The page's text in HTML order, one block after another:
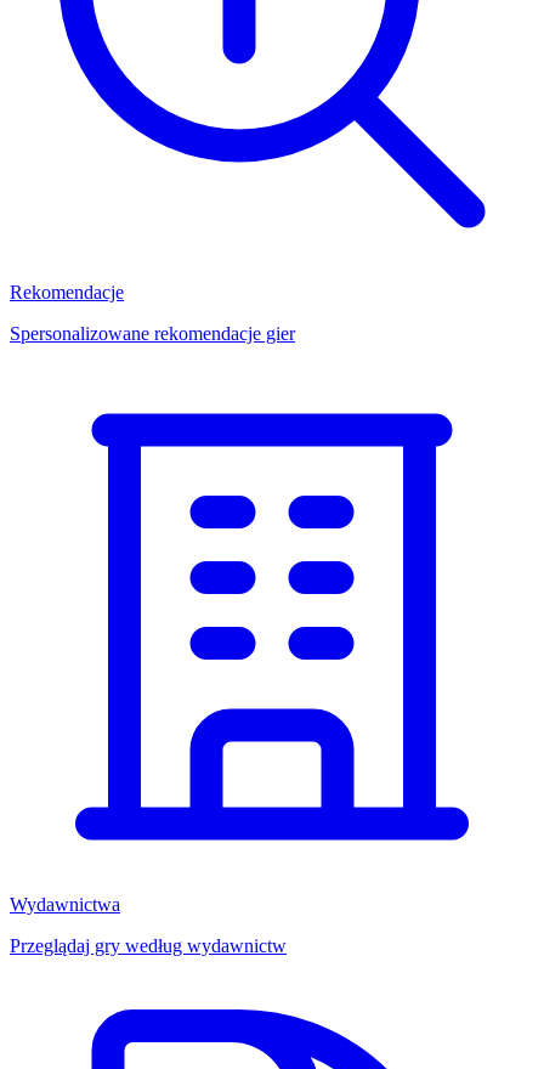
Rekomendacje
Spersonalizowane rekomendacje gier
Wydawnictwa
Przeglądaj gry według wydawnictw